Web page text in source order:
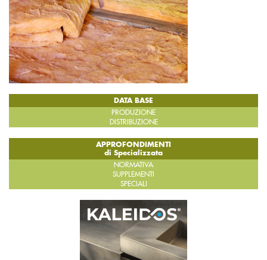
DATA BASE
PRODUZIONE
DISTRIBUZIONE
APPROFONDIMENTI
di Specializzata
NORMATIVA
SUPPLEMENTI
SPECIALI